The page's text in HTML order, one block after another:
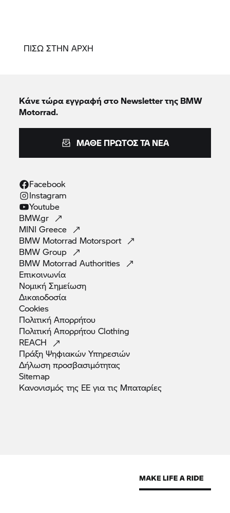
ΠΙΣΩ ΣΤΗΝ ΑΡΧΗ
Κάνε τώρα εγγραφή στο Newsletter της BMW
Motorrad.
ΜΆΘΕ ΠΡΏΤΟΣ ΤΑ ΝΈΑ
Facebook
Instagram
Youtube
BMW.gr
MINIGreece
BMW Motorrad Motorsport
BMWGroup
BMW MotorradAuthorities
Επικοινωνία
ΝομικήΣημείωση
Δικαιοδοσία
Cookies
ΠολιτικήΑπορρήτου
Πολιτική ΑπορρήτουClothing
REACH
Πράξη ΨηφιακώνΥπηρεσιών
Δήλωσηπροσβασιμότητας
Sitemap
Κανονισμός της ΕΕ για τις Μπαταρίες